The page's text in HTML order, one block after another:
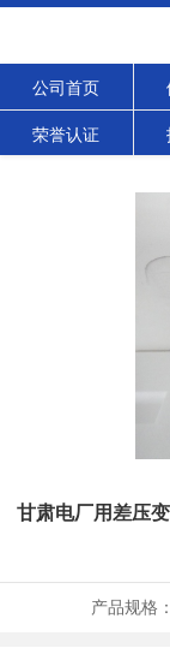
公司首页
荣誉认证
甘肃电厂用差压
产品规格：